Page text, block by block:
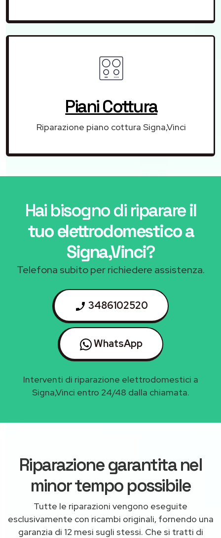
Piani Cottura
Riparazione piano cottura Signa,Vinci
Hai bisogno di riparareil
tuo elettrodomestico a
Signa,Vinci?
Telefona subito per richiedere assistenza.
3486102520
WhatsApp
Interventi di riparazione elettrodomestici a
Signa,Vinci entro 24/48 dalla chiamata.
Riparazione garantita nel
minor tempo possibile
Tutte le riparazioni vengono eseguite
esclusivamente con ricambi originali, fornendo una
garanzia di 12 mesi sugli stessi. Che si tratti di